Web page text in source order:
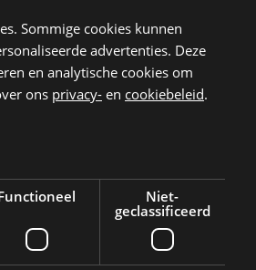
Sommige cookies kunnen
advertenties. Deze
en analytische cookies om
ons privacy- en cookiebeleid.
Niet-
geclassificeerd